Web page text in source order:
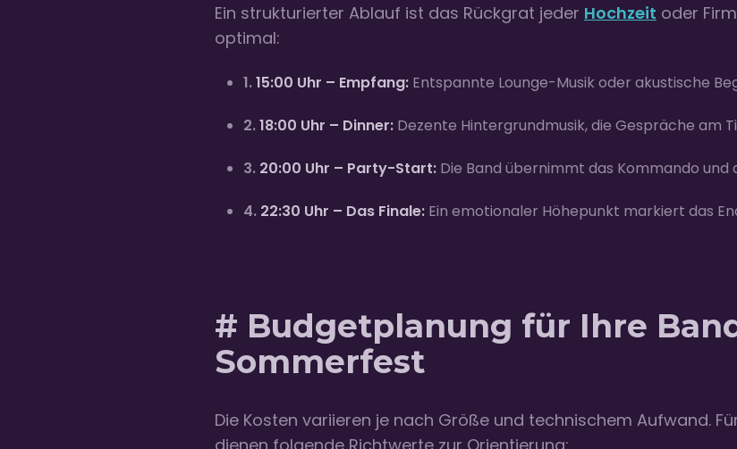
Ein strukturierter Ablauf ist das Rückgrat jeder Hochzeit oder
optimal:
1.15:00 Uhr – Empfang: Entspannte Lounge-Musik oder akustische
2.18:00 Uhr – Dinner: Dezente Hintergrundmusik, die Gespräche am
3. 20:00 Uhr – Party-Start: Die Band übernimmt das Kommando und
4. 22:30 Uhr – Das Finale: Ein emotionaler Höhepunkt markiert das
# Budgetplanung für Ihre
Sommerfest
Die Kosten variieren je nach Größe und technischem Aufwand.